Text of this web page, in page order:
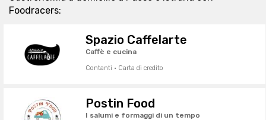
Foodracers:
Spazio Caffelarte
Caffè e cucina
Contanti · Carta di credito
Postin Food
I salumi e formaggi di un tempo